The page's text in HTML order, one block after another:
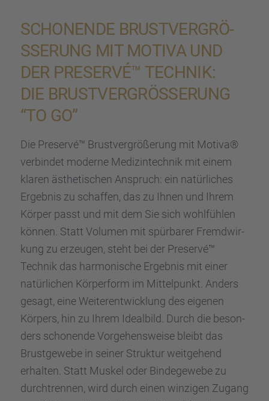
SCHONENDE BRUST­VER­GRÖ­
SSE­RUNG MIT MOTIVA UND D
ER PRESERVÉ™ TECHNIK:
DIE BRUST­VER­GRÖ­SSE­RUNG “
TO GO”
Die Preservé™ Brust­ver­grö­ße­rung mit Motiva®
verbin­det moderne Medizin­tech­nik mit einem
klaren ästhe­ti­schen Anspruch: ein natür­li­ches
Ergeb­nis zu schaf­fen, das zu Ihnen und Ihrem
Körper passt und mit dem Sie sich wohlfüh­len
können. Statt Volumen mit spürba­rer Fremd­wir­
kung zu erzeu­gen, steht bei der Preservé™
Technik das harmo­ni­sche Ergeb­nis mit einer
natür­li­chen Körper­form im Mittel­punkt. Anders
gesagt, eine Weiter­ent­wick­lung des eigenen
Körpers, hin zu Ihrem Ideal­bild. Durch die beson­
ders schonende Vorge­hens­weise bleibt das
Brust­ge­webe in seiner Struk­tur weitge­hend
erhal­ten. Statt Muskel oder Binde­ge­webe zu
durch­tren­nen, wird durch einen winzi­gen Zugang